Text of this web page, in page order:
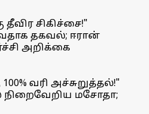
தீவிர சிகிச்சை!"
தகவல்; ஈரான்
அறிக்கை
வரி அச்சுறுத்தல்!"
நிறைவேறிய மசோதா;